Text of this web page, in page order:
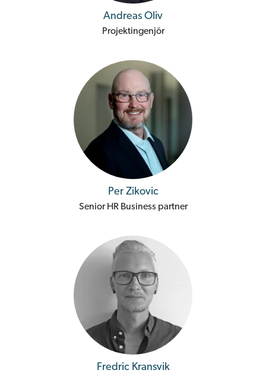
Andreas Oliv
Projektingenjör
Per Zikovic
Senior HR Business partner
Fredric Kransvik